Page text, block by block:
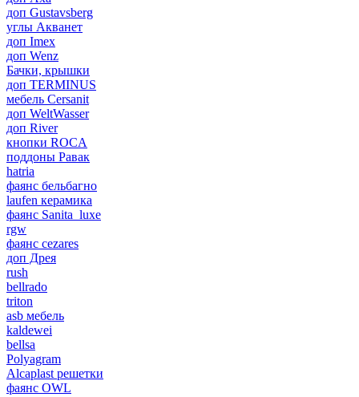
доп Gustavsberg
углы Акванет
доп Imex
доп Wenz
Бачки, крышки
доп TERMINUS
мебель Cersanit
доп WeltWasser
доп River
кнопки ROCA
поддоны Равак
hatria
фаянс бельбагно
laufen керамика
фаянс Sanita_luxe
rgw
фаянс cezares
доп Дрея
rush
bellrado
triton
asb мебель
kaldewei
bellsa
Polyagram
Alcaplast решетки
фаянс OWL